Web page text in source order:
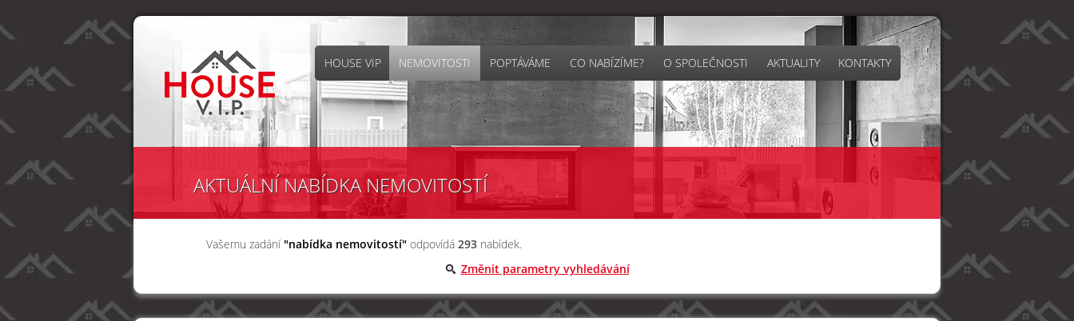
HOUSE VIP NEMOVITOSTI POPTÁVÁME CO NABÍZÍME? O SPOLEČNOSTI AKTUALITY KONTAKTY
AKTUÁLNÍ NABÍDKA NEMOVITOSTÍ
Vašemu zadání "nabídka nemovitostí" odpovídá 293 nabídek.
Změnit parametry vyhledávání